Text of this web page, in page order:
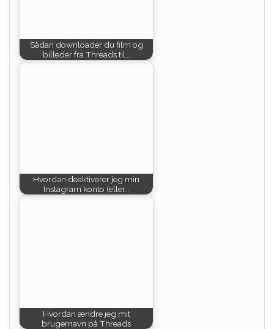
Sådan downloader du film og
billeder fra Threads til…
Hvordan deaktiverer jeg min
Instagram konto (eller…
Hvordan ændre jeg mit
brugernavn på Threads